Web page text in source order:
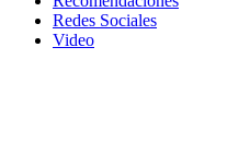
Redes Sociales
Video